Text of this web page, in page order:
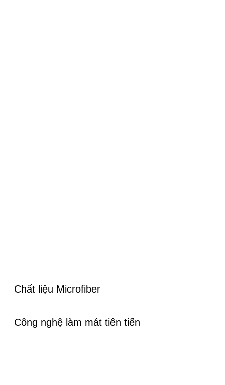
Chất liệu Microfiber
Công nghệ làm mát tiên tiến